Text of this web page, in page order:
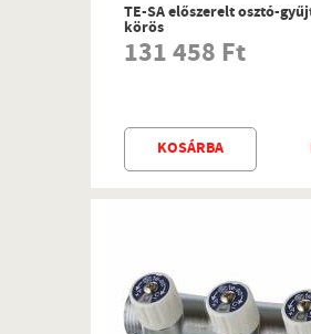
TE-SA előszerelt osztó-
körös
131 458 Ft
KOSÁRBA